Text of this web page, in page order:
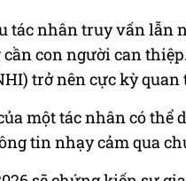
tác nhân truy vấn lẫn
con người can
trở nên cực kỳ quan
một tác nhân có thể
tin nhạy cảm qua